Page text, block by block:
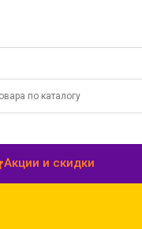
Акции и скидки